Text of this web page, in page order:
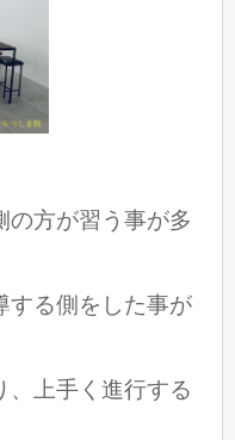
の方が習う事が多
する側をした事が
、上手く進行する